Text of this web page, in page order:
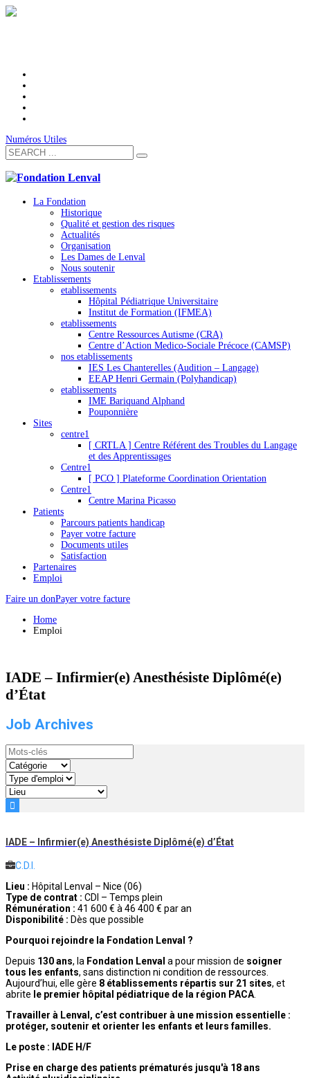
Numéros Utiles
La Fondation
Historique
Qualité et gestion des risques
Actualités
Organisation
Les Dames de Lenval
Nous soutenir
Etablissements
etablissements
Hôpital Pédiatrique Universitaire
Institut de Formation (IFMEA)
etablissements
Centre Ressources Autisme (CRA)
Centre d’Action Medico-Sociale Précoce (CAMSP)
nos etablissements
IES Les Chanterelles (Audition – Langage)
EEAP Henri Germain (Polyhandicap)
etablissements
IME Bariquand Alphand
Pouponnière
Sites
centre1
[ CRTLA ] Centre Référent des Troubles du Langage
et des Apprentissages
Centre1
[ PCO ] Plateforme Coordination Orientation
Centre1
Centre Marina Picasso
Patients
Parcours patients handicap
Payer votre facture
Documents utiles
Satisfaction
Partenaires
Emploi
Faire un donPayer votre facture
Home
Emploi
IADE – Infirmier(e) Anesthésiste Diplômé(e)
d’État
Job Archives
Mots-
clés

IADE – Infirmier(e) Anesthésiste Diplômé(e) d’État
C.D.I.
Lieu : Hôpital Lenval – Nice (06)
Type de contrat : CDI – Temps plein
Rémunération : 41 600 € à 46 400 € par an
Disponibilité : Dès que possible
Pourquoi rejoindre la Fondation Lenval ?
Depuis 130 ans, la Fondation Lenval a pour mission de soigner
tous les enfants, sans distinction ni condition de ressources.
Aujourd’hui, elle gère 8 établissements répartis sur 21 sites, et
abrite le premier hôpital pédiatrique de la région PACA.
Travailler à Lenval, c’est contribuer à une mission essentielle :
protéger, soutenir et orienter les enfants et leurs familles.
Le poste : IADE H/F
Prise en charge des patients prématurés jusqu'à 18 ans